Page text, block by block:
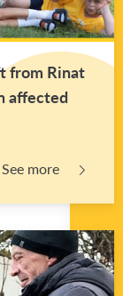
from Rinat
af­fected
See more